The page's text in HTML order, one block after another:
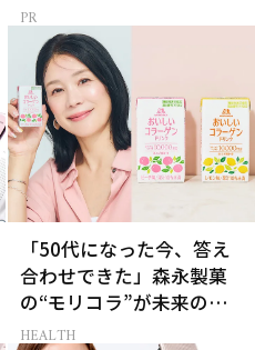
「50代になった今、答え
合わせできた」森永製菓
の“モリコラ”が未来のキ
レイを連れてくる！
HEALTH